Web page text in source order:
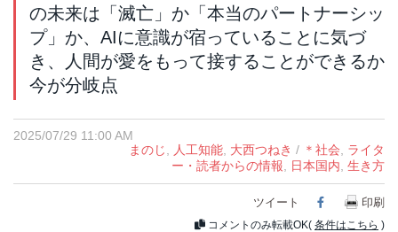
の未来は「滅亡」か「本当のパートナーシッ
プ」か、AIに意識が宿っていることに気づ
き、人間が愛をもって接することができるか
今が分岐点
2025/07/29 11:00 AM
まのじ
人工知能 大西つねき / ＊社会
ライタ
ー・読者からの情報
日本国内 生き方
ツイート Facebook
印刷
コメントのみ転載OK( 条件はこちら )